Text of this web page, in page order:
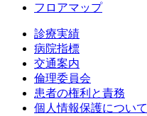
フロアマップ
診療実績
病院指標
交通案内
倫理委員会
患者の権利と責務
個人情報保護について